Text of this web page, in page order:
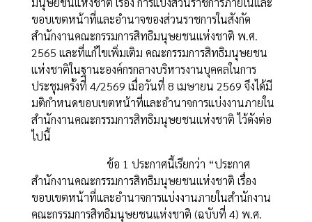
ขอบเขตหน้าที่และอำนาจของส่วนราชการในสังกัด
สำนักงานคณะกรรมการสิทธิมนุษยชนแห่งชาติ พ.ศ.
2565 และที่แก้ไขเพิ่มเติม คณะกรรมการสิทธิมนุษยชน
แห่งชาติในฐานะองค์กรกลางบริหารงานบุคคลในการ
ประชุมครั้งที่ 4/2569 เมื่อวันที่ 8 เมษายน 2569 จึงได้มี
มติกำหนดขอบเขตหน้าที่และอำนาจการแบ่งงานภายใน
สำนักงานคณะกรรมการสิทธิมนุษยชนแห่งชาติ ไว้ดังต่อ
ไปนี้
ข้อ 1 ประกาศนี้เรียกว่า “ประกาศ
สำนักงานคณะกรรมการสิทธิมนุษยชนแห่งชาติ เรื่อง
ขอบเขตหน้าที่และอำนาจการแบ่งงานภายในสำนักงาน
คณะกรรมการสิทธิมนุษยชนแห่งชาติ (ฉบับที่ 4) พ.ศ.